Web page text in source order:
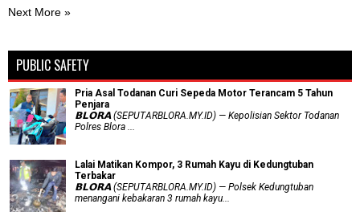
Next More »
PUBLIC SAFETY
Pria Asal Todanan Curi Sepeda Motor Terancam 5 Tahun
Penjara
𝗕𝗟𝗢𝗥𝗔 (SEPUTARBLORA.MY.ID) — Kepolisian Sektor Todanan
Polres Blora ...
Lalai Matikan Kompor, 3 Rumah Kayu di Kedungtuban
Terbakar
𝗕𝗟𝗢𝗥𝗔 (SEPUTARBLORA.MY.ID) — Polsek Kedungtuban
menangani kebakaran 3 rumah kayu...